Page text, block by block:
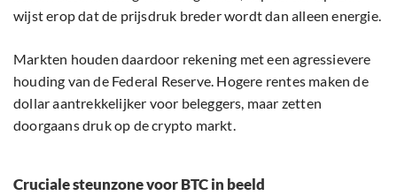
wijst erop dat de prijsdruk breder wordt dan alleen energie.
Markten houden daardoor rekening met een agressievere
houding van de Federal Reserve. Hogere rentes maken de
dollar aantrekkelijker voor beleggers, maar zetten
doorgaans druk op de crypto markt.
Cruciale steunzone voor BTC in beeld